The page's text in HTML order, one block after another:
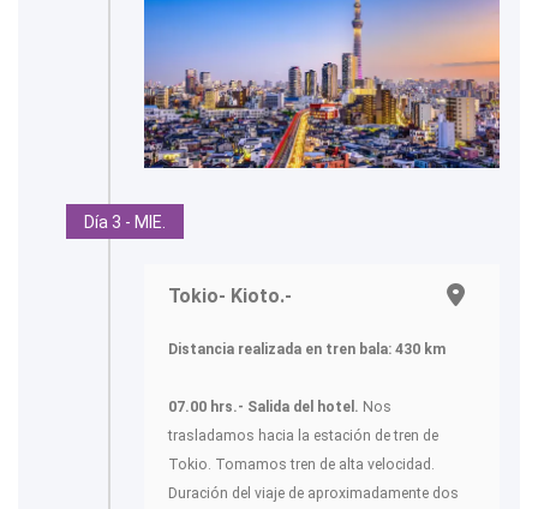
Día 3 - MIE.
Tokio- Kioto.-
Distancia realizada en tren bala: 430 km
07.00 hrs.- Salida del hotel. Nos
trasladamos hacia la estación de tren de
Tokio. Tomamos tren de alta velocidad.
Duración del viaje de aproximadamente dos